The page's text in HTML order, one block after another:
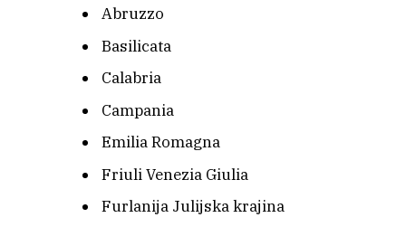
Abruzzo
Basilicata
Calabria
Campania
Emilia Romagna
Friuli Venezia Giulia
Furlanija Julijska krajina